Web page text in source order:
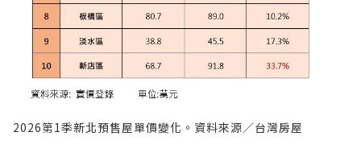
2026第1季新北預售屋單價變化。資料來源／台灣房屋